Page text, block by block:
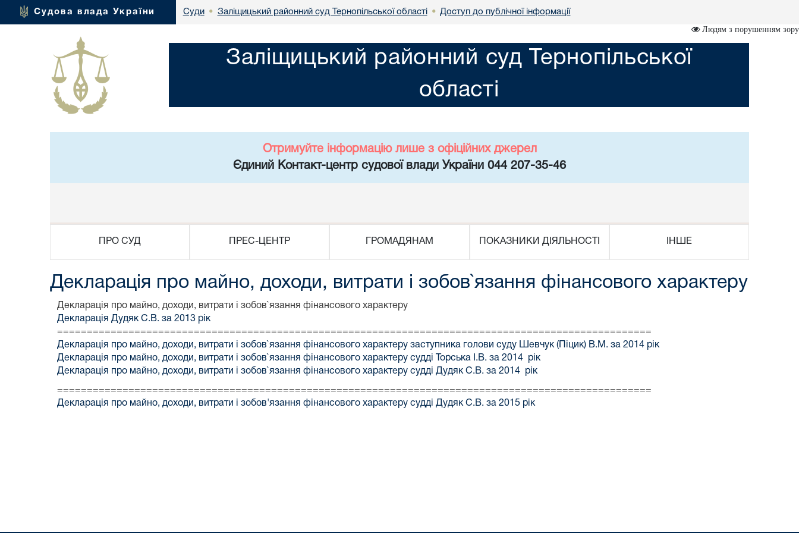
Судова влада України Суди • Заліщицький районний суд Тернопільської області • Доступ до публічної інформації
Людям з порушенням зору
Заліщицький районний суд Тернопільської
області
Отримуйте інформацію лише з офіційних джерел
Єдиний Контакт-центр судової влади України 044 207-35-46
ПРО СУД ПРЕС-ЦЕНТР ГРОМАДЯНАМ ПОКАЗНИКИ ДІЯЛЬНОСТІ ІНШЕ
Декларація про майно, доходи, витрати і зобов`язання фінансового характеру
Декларація про майно, доходи, витрати і зобов`язання фінансового характеру
Декларація Дудяк С.В. за 2013 рік
====================================================================================================
Декларація про майно, доходи, витрати і зобов`язання фінансового характеру заступника голови суду Шевчук (Піцик) В.М. за 2014 рік
Декларація про майно, доходи, витрати і зобов`язання фінансового характеру судді Торська І.В. за 2014 рік
Декларація про майно, доходи, витрати і зобов`язання фінансового характеру судді Дудяк С.В. за 2014 рік
====================================================================================================
Декларація про майно, доходи, витрати і зобов'язання фінансового характеру судді Дудяк С.В. за 2015 рік